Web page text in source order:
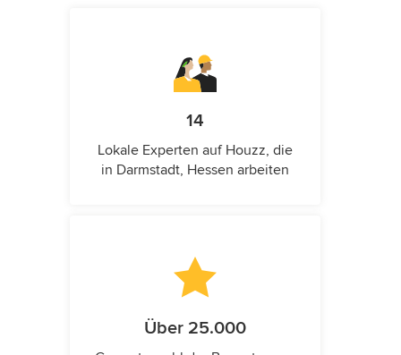
14
Lokale Experten auf Houzz, die
in Darmstadt, Hessen arbeiten
Über 25.000